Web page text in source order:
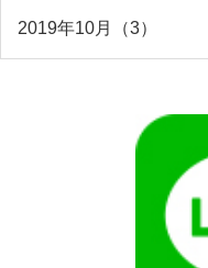
2019年10月（3）